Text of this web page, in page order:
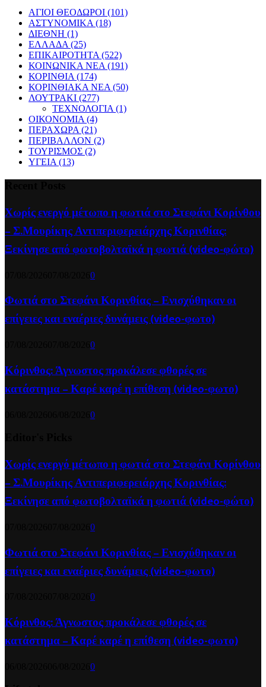
ΑΓΙΟΙ ΘΕΟΔΩΡΟΙ (101)
ΑΣΤΥΝΟΜΙΚΑ (18)
ΔΙΕΘΝΗ (1)
ΕΛΛΑΔΑ (25)
ΕΠΙΚΑΙΡΟΤΗΤΑ (522)
ΚΟΙΝΩΝΙΚΑ ΝΕΑ (191)
ΚΟΡΙΝΘΙΑ (174)
ΚΟΡΙΝΘΙΑΚΑ ΝΕΑ (50)
ΛΟΥΤΡΑΚΙ (277)
ΤΕΧΝΟΛΟΓΙΑ (1)
ΟΙΚΟΝΟΜΙΑ (4)
ΠΕΡΑΧΩΡΑ (21)
ΠΕΡΙΒΑΛΛΟΝ (2)
ΤΟΥΡΙΣΜΟΣ (2)
ΥΓΕΙΑ (13)
Χωρίς ενεργό μέτωπο η φωτιά στο Στεφάνι Κορίνθου
– Σ.Μουρίκης Αντιπεριφερειάρχης Κορινθίας:
Ξεκίνησε από φωτοβολταϊκά η φωτιά (video-φώτο)
0
Φωτιά στο Στεφάνι Κορινθίας – Ενισχύθηκαν οι
επίγειες και εναέριες δυνάμεις (video-φωτο)
0
Κόρινθος: Άγνωστος προκάλεσε φθορές σε
κατάστημα – Καρέ καρέ η επίθεση (video-φωτο)
0
Χωρίς ενεργό μέτωπο η φωτιά στο Στεφάνι Κορίνθου
– Σ.Μουρίκης Αντιπεριφερειάρχης Κορινθίας:
Ξεκίνησε από φωτοβολταϊκά η φωτιά (video-φώτο)
0
Φωτιά στο Στεφάνι Κορινθίας – Ενισχύθηκαν οι
επίγειες και εναέριες δυνάμεις (video-φωτο)
0
Κόρινθος: Άγνωστος προκάλεσε φθορές σε
κατάστημα – Καρέ καρέ η επίθεση (video-φωτο)
0